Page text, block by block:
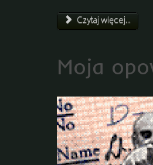
Czytaj więcej...
Moja